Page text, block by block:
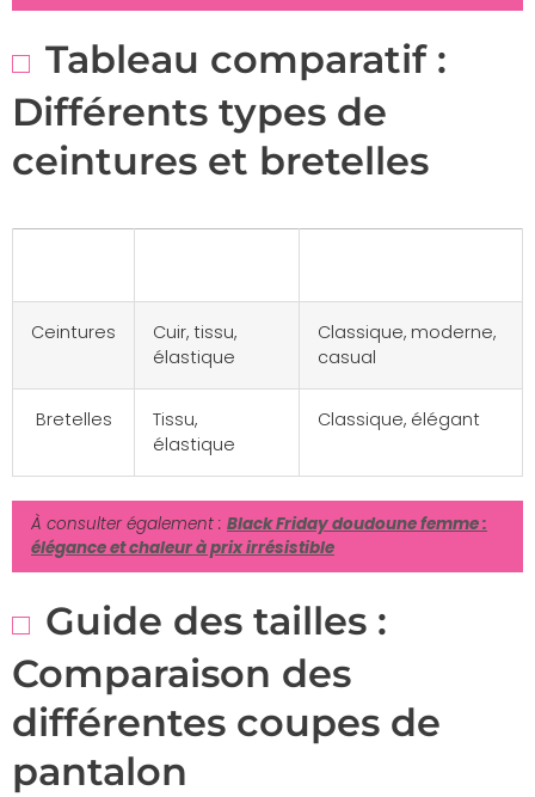
Tableau comparatif :
Différents types de
ceintures et bretelles
Ceintures
Cuir, tissu,
élastique
Classique, moderne,
casual
Bretelles
Tissu,
élastique
Classique, élégant
À consulter également : Black Friday doudoune femme :
élégance et chaleur à prix irrésistible
Guide des tailles :
Comparaison des
différentes coupes de
pantalon